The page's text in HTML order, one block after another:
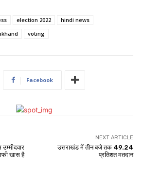
election 2022
hindi news
voting
Facebook
खास है
NEXT ARTICLE
उत्तराखंड में तीन बजे तक 49.24
प्रतिशत मतदान